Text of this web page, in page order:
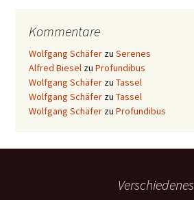
Kommentare
Wolfgang Schäfer zu Serenes
Alfred Biesel zu Profundibus
Wolfgang Schäfer zu Tassel
Wolfgang Schäfer zu Tassel
Wolfgang Schäfer zu Profundibus
Verschiedenes